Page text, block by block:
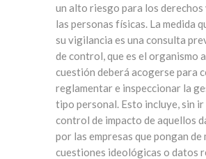
un alto riesgo para los derechos
las personas físicas. La medida
su vigilancia es una consulta
de control, que es el organismo
cuestión deberá acogerse para
reglamentar e inspeccionar la
tipo personal. Esto incluye, sin ir
control de impacto de aquellos
por las empresas que pongan
cuestiones ideológicas o datos